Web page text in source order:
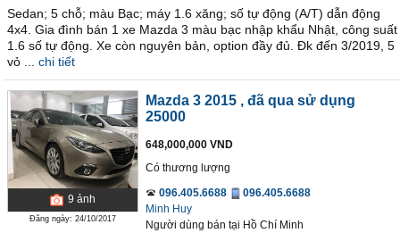
Sedan; 5 chỗ; màu Bạc; máy 1.6 xăng; số tự động (A/T) dẫn động
4x4. Gia đình bán 1 xe Mazda 3 màu bạc nhập khẩu Nhật, công suất
1.6 số tự động. Xe còn nguyên bản, option đầy đủ. Đk đến 3/2019, 5
vỏ ...
chi tiết
9 ảnh
Đăng ngày: 24/10/2017
Mazda 3 2015 , đã qua sử dụng
25000
648,000,000 VND
Có thương lượng
096.405.6688
096.405.6688
Minh Huy
Người dùng bán tại Hồ Chí Minh